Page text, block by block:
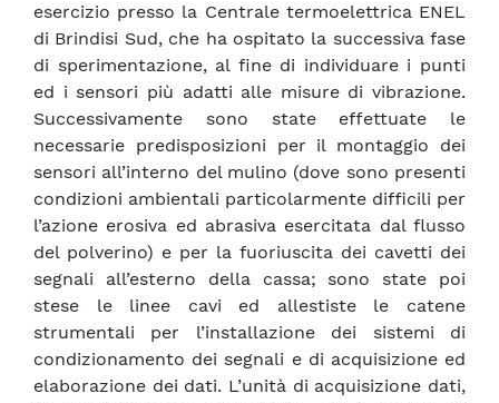
esercizio presso la Centrale termoelettrica ENEL
di Brindisi Sud, che ha ospitato la successiva fase
di sperimentazione, al fine di individuare i punti
ed i sensori più adatti alle misure di vibrazione.
Successivamente sono state effettuate le
necessarie predisposizioni per il montaggio dei
sensori all’interno del mulino (dove sono presenti
condizioni ambientali particolarmente difficili per
l’azione erosiva ed abrasiva esercitata dal flusso
del polverino) e per la fuoriuscita dei cavetti dei
segnali all’esterno della cassa; sono state poi
stese le linee cavi ed allestiste le catene
strumentali per l’installazione dei sistemi di
condizionamento dei segnali e di acquisizione ed
elaborazione dei dati. L’unità di acquisizione dati,